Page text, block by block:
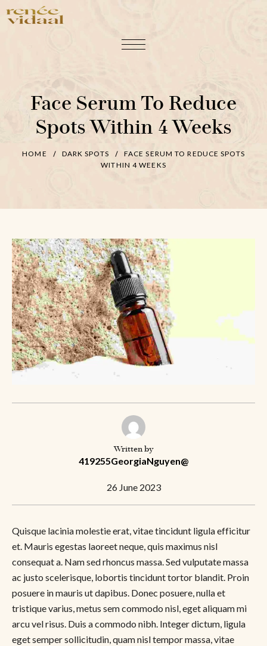
Face Serum To Reduce
Spots Within 4 Weeks
HOME DARK SPOTS
FACE SERUM TO REDUCE SPOTS
WITHIN 4 WEEKS
Written by
419255GeorgiaNguyen@
26 June 2023
Quisque lacinia molestie erat, vitae tincidunt ligula efficitur
et. Mauris egestas laoreet neque, quis maximus nisl
consequat a. Nam sed rhoncus massa. Sed vulputate massa
ac justo scelerisque, lobortis tincidunt tortor blandit. Proin
posuere in mauris ut dapibus. Donec posuere, nulla et
tristique varius, metus sem commodo nisl, eget aliquam mi
arcu vel risus. Duis a commodo nibh. Integer dictum, ligula
eget semper sollicitudin, quam nisl tempor massa, vitae